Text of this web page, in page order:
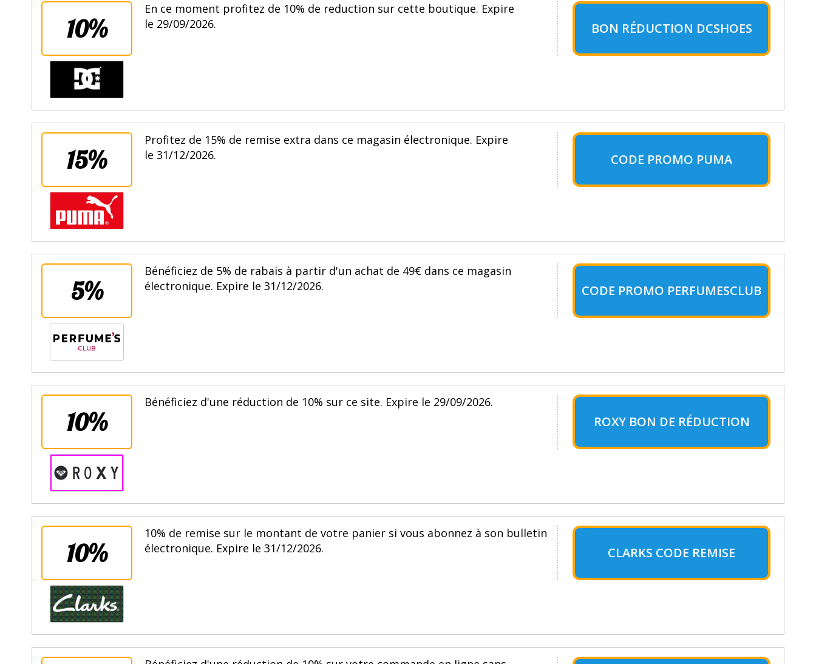
10%
En ce moment profitez de 10% de reduction sur cette boutique. Expire
le 29/09/2026.
BON RÉDUCTION DCSHOES
15%
Profitez de 15% de remise extra dans ce magasin électronique. Expire
le 31/12/2026.
CODE PROMO PUMA
5%
Bénéficiez de 5% de rabais à partir d'un achat de 49€ dans ce magasin
électronique. Expire le 31/12/2026.
CODE PROMO PERFUMESCLUB
10%
Bénéficiez d'une réduction de 10% sur ce site. Expire le 29/09/2026.
ROXY BON DE RÉDUCTION
10%
10% de remise sur le montant de votre panier si vous abonnez à son bulletin
électronique. Expire le 31/12/2026.
CLARKS CODE REMISE